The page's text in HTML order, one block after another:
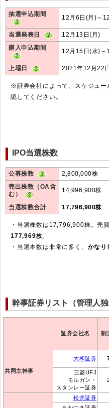
抽選申込期間 12月6日(月)～
当選発表日
12月13日(月)
購入申込期間
12月15日(水)～
上場日 2021年12月22
※証券会社によって、スケジュー
認してください。
IPO当選株数
公募株数
2,800,000株
売出株数（OA含
む）
14,996,900株
当選株数合計 17,796,900株
・当選株数は17,796,900株。売
177,969枚。
・当選本数は非常に多く、 かなり
幹事証券リスト（管理人独
証券会社名 割
共同主幹事
大和証券
三菱UFJ
モルガン・
スタンレー証券
松井証券